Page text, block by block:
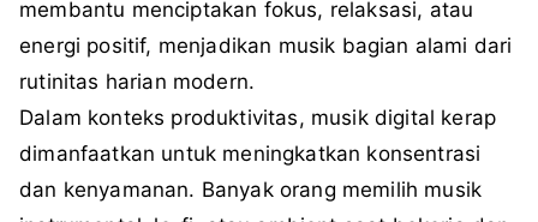
membantu menciptakan fokus, relaksasi, atau
energi positif, menjadikan musik bagian alami dari
rutinitas harian modern.
Dalam konteks produktivitas, musik digital kerap
dimanfaatkan untuk meningkatkan konsentrasi
dan kenyamanan. Banyak orang memilih musik